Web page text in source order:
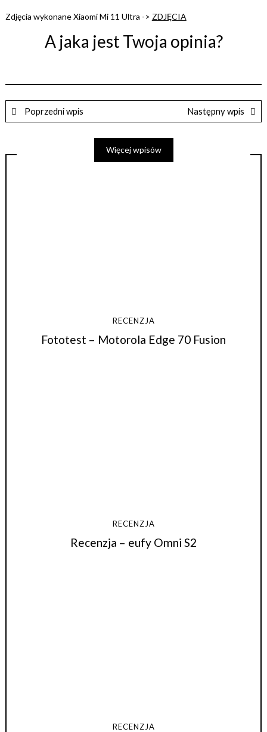
Zdjęcia wykonane Xiaomi Mi 11 Ultra -> ZDJĘCIA
A jaka jest Twoja opinia?
Poprzedni wpis Następny wpis
Więcej wpisów
RECENZJA
Fototest – Motorola Edge 70 Fusion
RECENZJA
Recenzja – eufy Omni S2
RECENZJA